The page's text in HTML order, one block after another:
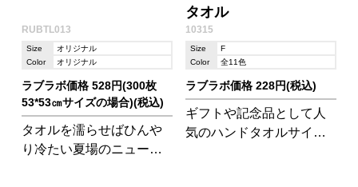
RUBTL013
Size
オリジナル
Color
オリジナル
ラブラボ価格 528円(300枚
53*53㎝サイズの場合)(税込)
タオルを濡らせばひんや
り冷たい夏場のニューフ
タオル
10315
Size
F
Color
全11色
ラブラボ価格 228円(税込)
ギフトや記念品として人
気のハンドタオルサイ